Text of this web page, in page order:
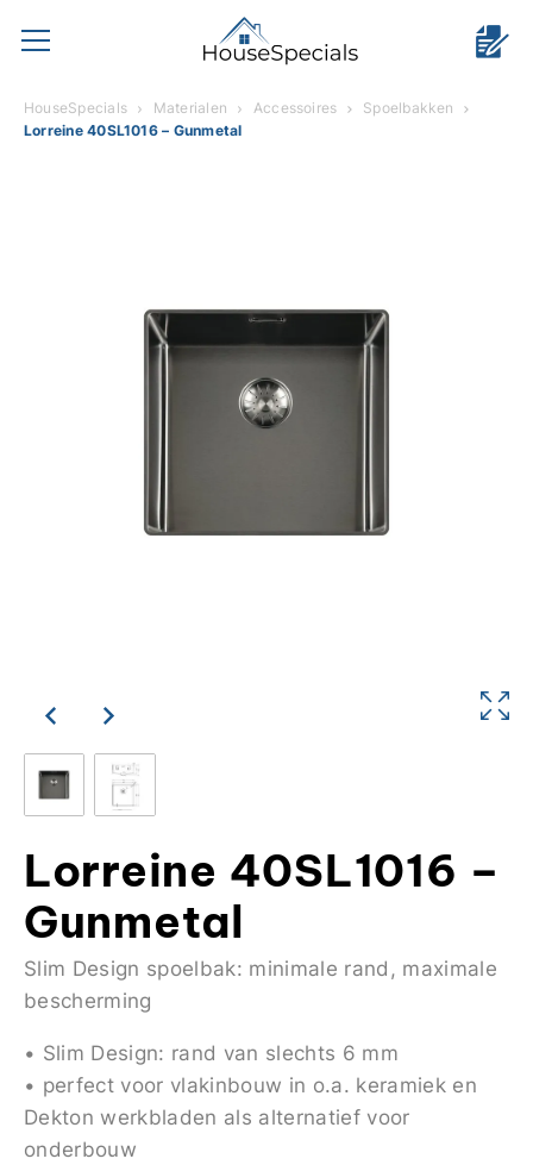
HouseSpecials Materialen Accessoires
Spoelbakken
Lorreine 40SL1016 – Gunmetal
Lorreine 40SL1016 –
Gunmetal
Slim Design spoelbak: minimale rand, maximale
bescherming
• Slim Design: rand van slechts 6 mm
• perfect voor vlakinbouw in o.a. keramiek en
Dekton werkbladen als alternatief voor
onderbouw